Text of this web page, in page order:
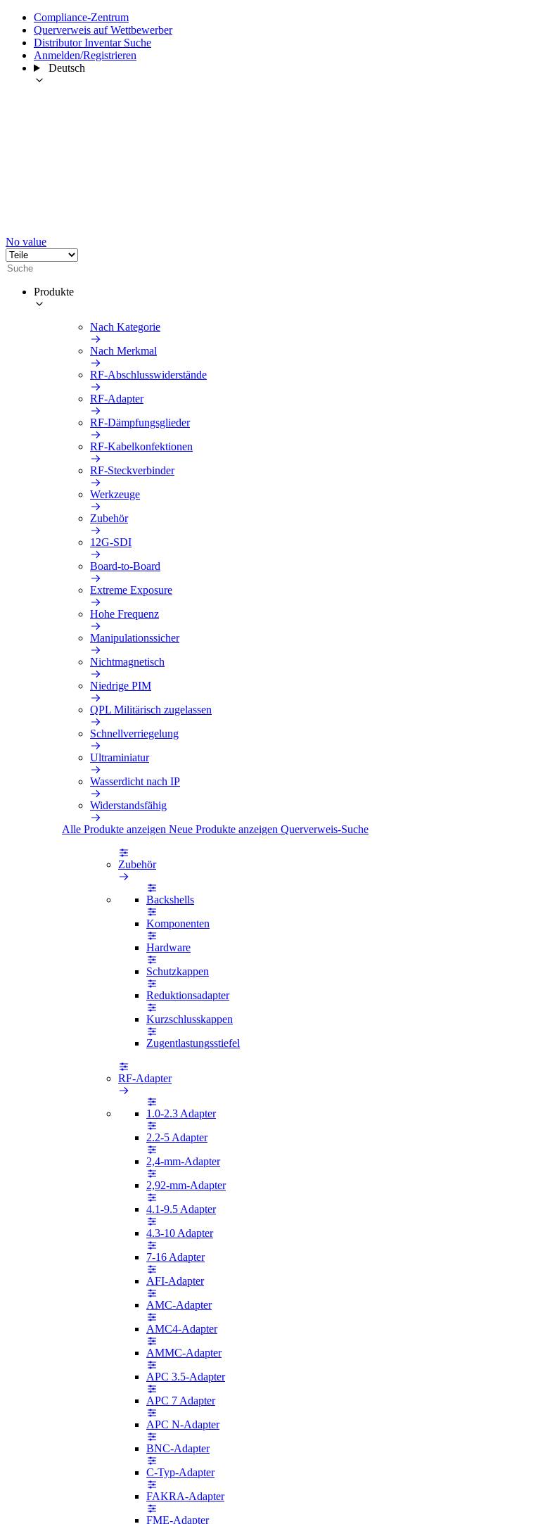
Compliance-Zentrum
Querverweis auf Wettbewerber
Distributor Inventar Suche
Anmelden/Registrieren
Deutsch
No value
Produkte
Nach Kategorie
Nach Merkmal
RF-Abschlusswiderstände
RF-Adapter
RF-Dämpfungsglieder
RF-Kabelkonfektionen
RF-Steckverbinder
Werkzeuge
Zubehör
12G-SDI
Board-to-Board
Extreme Exposure
Hohe Frequenz
Manipulationssicher
Nichtmagnetisch
Niedrige PIM
QPL Militärisch zugelassen
Schnellverriegelung
Ultraminiatur
Wasserdicht nach IP
Widerstandsfähig
Alle Produkte anzeigen Neue Produkte anzeigen Querverweis-Suche
Zubehör
Backshells
Komponenten
Hardware
Schutzkappen
Reduktionsadapter
Kurzschlusskappen
Zugentlastungsstiefel
RF-Adapter
1.0-2.3 Adapter
2.2-5 Adapter
2,4-mm-Adapter
2,92-mm-Adapter
4.1-9.5 Adapter
4.3-10 Adapter
7-16 Adapter
AFI-Adapter
AMC-Adapter
AMC4-Adapter
AMMC-Adapter
APC 3.5-Adapter
APC 7 Adapter
APC N-Adapter
BNC-Adapter
C-Typ-Adapter
FAKRA-Adapter
FME-Adapter